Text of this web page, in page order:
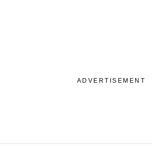
ADVERTISEMENT